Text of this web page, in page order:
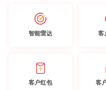
智能雷达 客
客户红包 客